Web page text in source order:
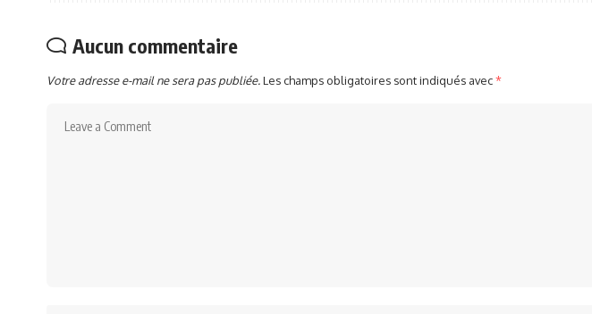
Aucun commentaire
Votre adresse e-mail ne sera pas publiée.Les champs obligatoires sont indiqués avec*